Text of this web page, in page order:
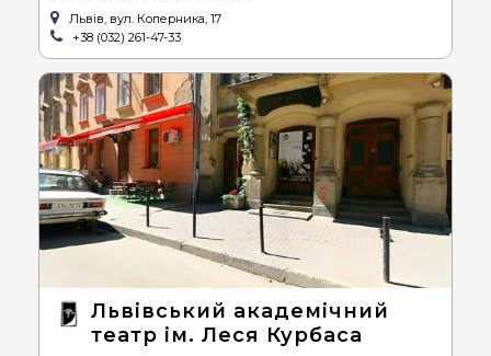
Львів, вул. Коперника, 17
+38 (032) 261-47-33
Львівський академічний
театр ім. Леся Курбаса